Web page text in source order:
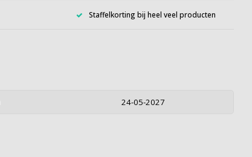
Staffelkorting bij heel veel producten
24-05-2027